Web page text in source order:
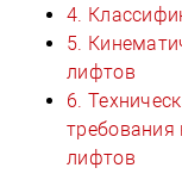
4.
5.
лифтов
6.
требования
лифтов